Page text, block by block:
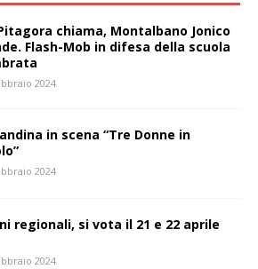
chiama, Montalbano Jonico
Flash-Mob in difesa della scuola
2024
in scena “Tre Donne in
2024
regionali, si vota il 21 e 22 aprile
2024